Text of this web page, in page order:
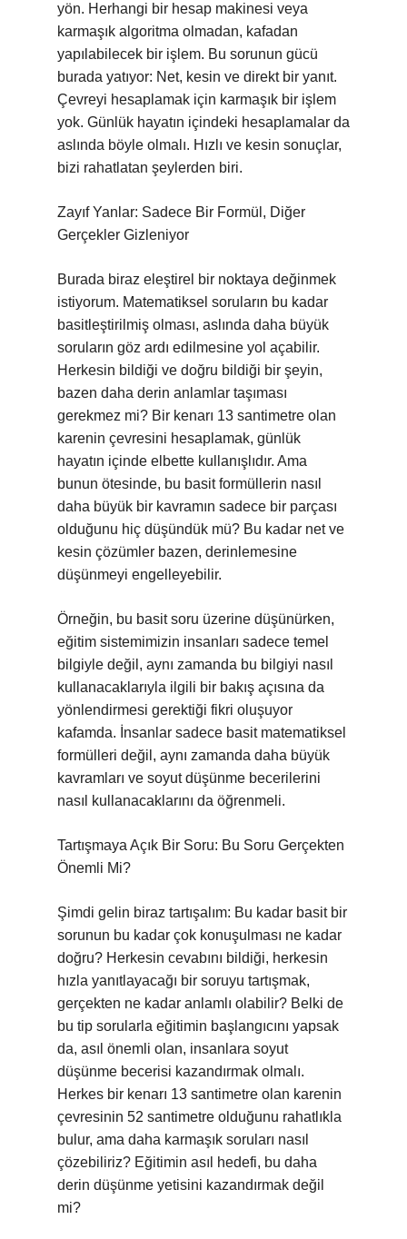
yön. Herhangi bir hesap makinesi veya
karmaşık algoritma olmadan, kafadan
yapılabilecek bir işlem. Bu sorunun gücü
burada yatıyor: Net, kesin ve direkt bir yanıt.
Çevreyi hesaplamak için karmaşık bir işlem
yok. Günlük hayatın içindeki hesaplamalar da
aslında böyle olmalı. Hızlı ve kesin sonuçlar,
bizi rahatlatan şeylerden biri.
Zayıf Yanlar: Sadece Bir Formül, Diğer
Gerçekler Gizleniyor
Burada biraz eleştirel bir noktaya değinmek
istiyorum. Matematiksel soruların bu kadar
basitleştirilmiş olması, aslında daha büyük
soruların göz ardı edilmesine yol açabilir.
Herkesin bildiği ve doğru bildiği bir şeyin,
bazen daha derin anlamlar taşıması
gerekmez mi? Bir kenarı 13 santimetre olan
karenin çevresini hesaplamak, günlük
hayatın içinde elbette kullanışlıdır. Ama
bunun ötesinde, bu basit formüllerin nasıl
daha büyük bir kavramın sadece bir parçası
olduğunu hiç düşündük mü? Bu kadar net ve
kesin çözümler bazen, derinlemesine
düşünmeyi engelleyebilir.
Örneğin, bu basit soru üzerine düşünürken,
eğitim sistemimizin insanları sadece temel
bilgiyle değil, aynı zamanda bu bilgiyi nasıl
kullanacaklarıyla ilgili bir bakış açısına da
yönlendirmesi gerektiği fikri oluşuyor
kafamda. İnsanlar sadece basit matematiksel
formülleri değil, aynı zamanda daha büyük
kavramları ve soyut düşünme becerilerini
nasıl kullanacaklarını da öğrenmeli.
Tartışmaya Açık Bir Soru: Bu Soru Gerçekten
Önemli Mi?
Şimdi gelin biraz tartışalım: Bu kadar basit bir
sorunun bu kadar çok konuşulması ne kadar
doğru? Herkesin cevabını bildiği, herkesin
hızla yanıtlayacağı bir soruyu tartışmak,
gerçekten ne kadar anlamlı olabilir? Belki de
bu tip sorularla eğitimin başlangıcını yapsak
da, asıl önemli olan, insanlara soyut
düşünme becerisi kazandırmak olmalı.
Herkes bir kenarı 13 santimetre olan karenin
çevresinin 52 santimetre olduğunu rahatlıkla
bulur, ama daha karmaşık soruları nasıl
çözebiliriz? Eğitimin asıl hedefi, bu daha
derin düşünme yetisini kazandırmak değil
mi?